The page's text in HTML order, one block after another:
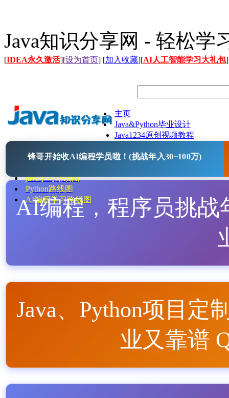
Java知识分享网 - 轻松学
[IDEA永久激活][设为首页] [加入收藏][AI人工智能学习大礼包]
主页
Java&Python毕业设计
Java1234原创视频教程
Java开源项目
java学习路线图
Python路线图
AI编程学习路线图
锋哥开始收AI编程学员啦！(挑战年入30~100万)
AI编程，程序员挑战
Java、Python项目定
业又靠谱